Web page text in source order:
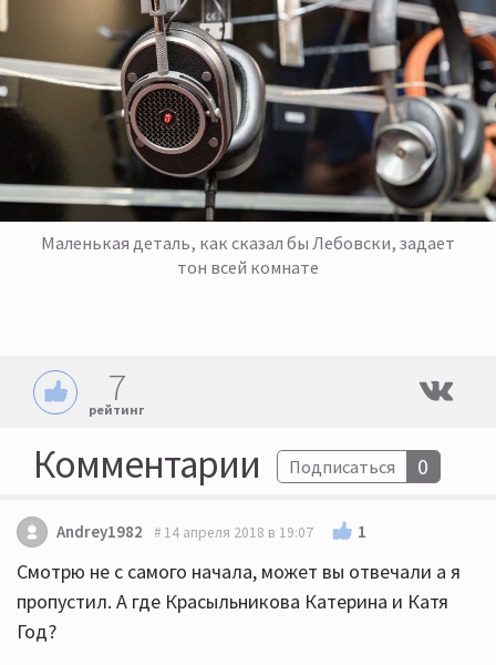
Маленькая деталь, как сказал бы Лебовски, задает
тон всей комнате
7
рейтинг
Комментарии Подписаться 0
Andrey1982 14 апреля 2018 в 19:07 1
Смотрю не с самого начала, может вы отвечали а я
пропустил. А где Красыльникова Катерина и Катя
Год?